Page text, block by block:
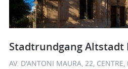
Stadtrundgang Altstadt
AV. D'ANTONI MAURA, 22, CENTRE,